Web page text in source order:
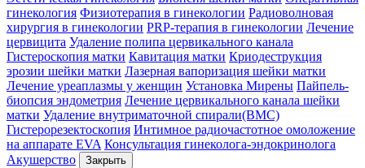
гинекология Физиотерапия в гинекологии Радиоволновая
хирургия в гинекологии PRP-терапия в гинекологии Лечение
цервицита Удаление полипа цервикального канала
Гистероскопия матки Кавитация матки Криодеструкция
эрозии шейки матки Лазерная вапоризация шейки матки
Лечение уреаплазмы у женщин Установка Мирены Пайпель-
биопсия эндометрия Лечение цервикального канала шейки
матки Удаление внутриматочной спирали(ВМС)
Гистерорезектоскопия Интимное радиочастотное омоложение
на аппарате EVA Консультация гинеколога-эндокринолога
Акушерство
Закрыть